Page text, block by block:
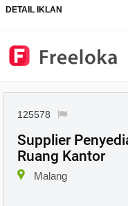
DETAIL IKLAN
125578
Supplier
Ruang Kantor
Malang